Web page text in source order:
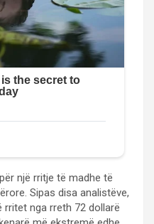
një rritje të madhe të
Sipas disa analistëve,
nga rreth 72 dollarë